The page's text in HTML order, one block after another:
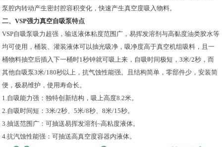
泵腔内转动产生密封腔容积变化，快速产生真空度吸入物料。
二、VSP强力真空自吸泵特点
VSP自吸泵吸力超强，输送液体粘度范围广，易挥发溶剂与高黏度油类胶水等
均可使用，桶装、灌装液体可以抽光吸净，吸净度高于真空机组吸料，且一
桶物料抽空后插入下一桶时1秒钟就可吸上来，自吸时间极短，3米/2秒，而
其他自吸泵3米/180秒以上，抗气蚀性能强。且结构简单，零部件少，安装简
便，极易维护，使用寿命长。
1.自吸能力强：独特创新结构，吸上高度8.2米。
2.自吸时间短：3米/2秒、5米/8秒、8米/15秒。
3.抽送范围广：可抽送易挥发溶剂~高粘度液体。
4.抗汽蚀性能强：可抽送高真空度容器内液体。